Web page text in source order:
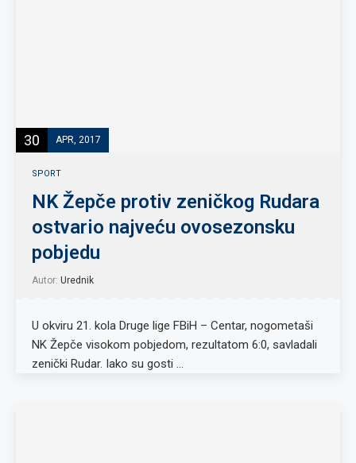
30 APR, 2017
SPORT
NK Žepče protiv zeničkog Rudara
ostvario najveću ovosezonsku
pobjedu
Autor: Urednik
U okviru 21. kola Druge lige FBiH – Centar, nogometaši
NK Žepče visokom pobjedom, rezultatom 6:0, savladali
zenički Rudar. Iako su gosti …